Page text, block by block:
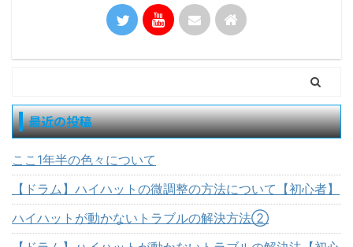
最近の投稿
ここ1年半の色々について
【ドラム】ハイハットの微調整の方法について【初心者】
ハイハットが動かないトラブルの解決方法②